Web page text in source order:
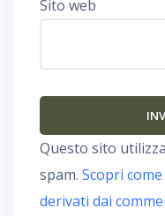
Sito web
Questo sito
spam. Scopri
derivati dai